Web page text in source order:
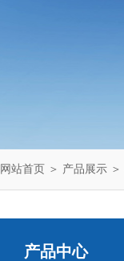
网站首页 ＞ 产品展示 ＞
产品中心